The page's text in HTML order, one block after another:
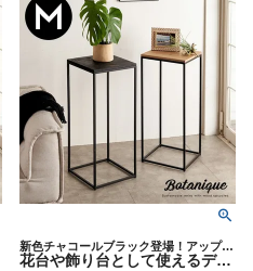
新色チャコールブラック登場！アップサイクルウッド×アイアンの、洗練されたディスプレイスタンド
花台や飾り台として使えるディスプレイスタンド（Mサイズ／高さ約75cm）